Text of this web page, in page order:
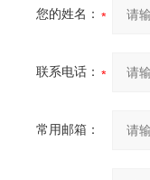
您的姓名：
联系电话：
常用邮箱：